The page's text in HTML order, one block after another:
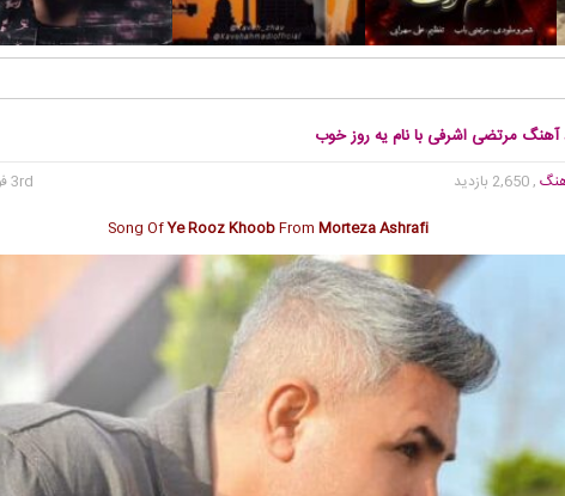
آهنگ مرتضی اشرفی با نام یه روز خوب
, 2,650 بازدید
3rd فوریه 2025
Song OfYe Rooz KhoobFromMorteza Ashrafi